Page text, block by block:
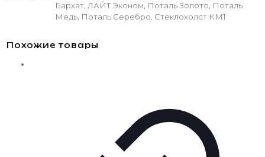
Бархат, ЛАЙТ Эконом, Поталь Золото, Поталь
Медь, Поталь Серебро, Стеклохолст КМ1
Похожие товары